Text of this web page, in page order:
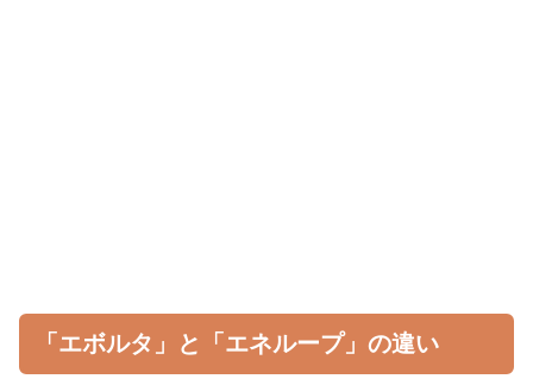
「エボルタ」と「エネループ」の違い